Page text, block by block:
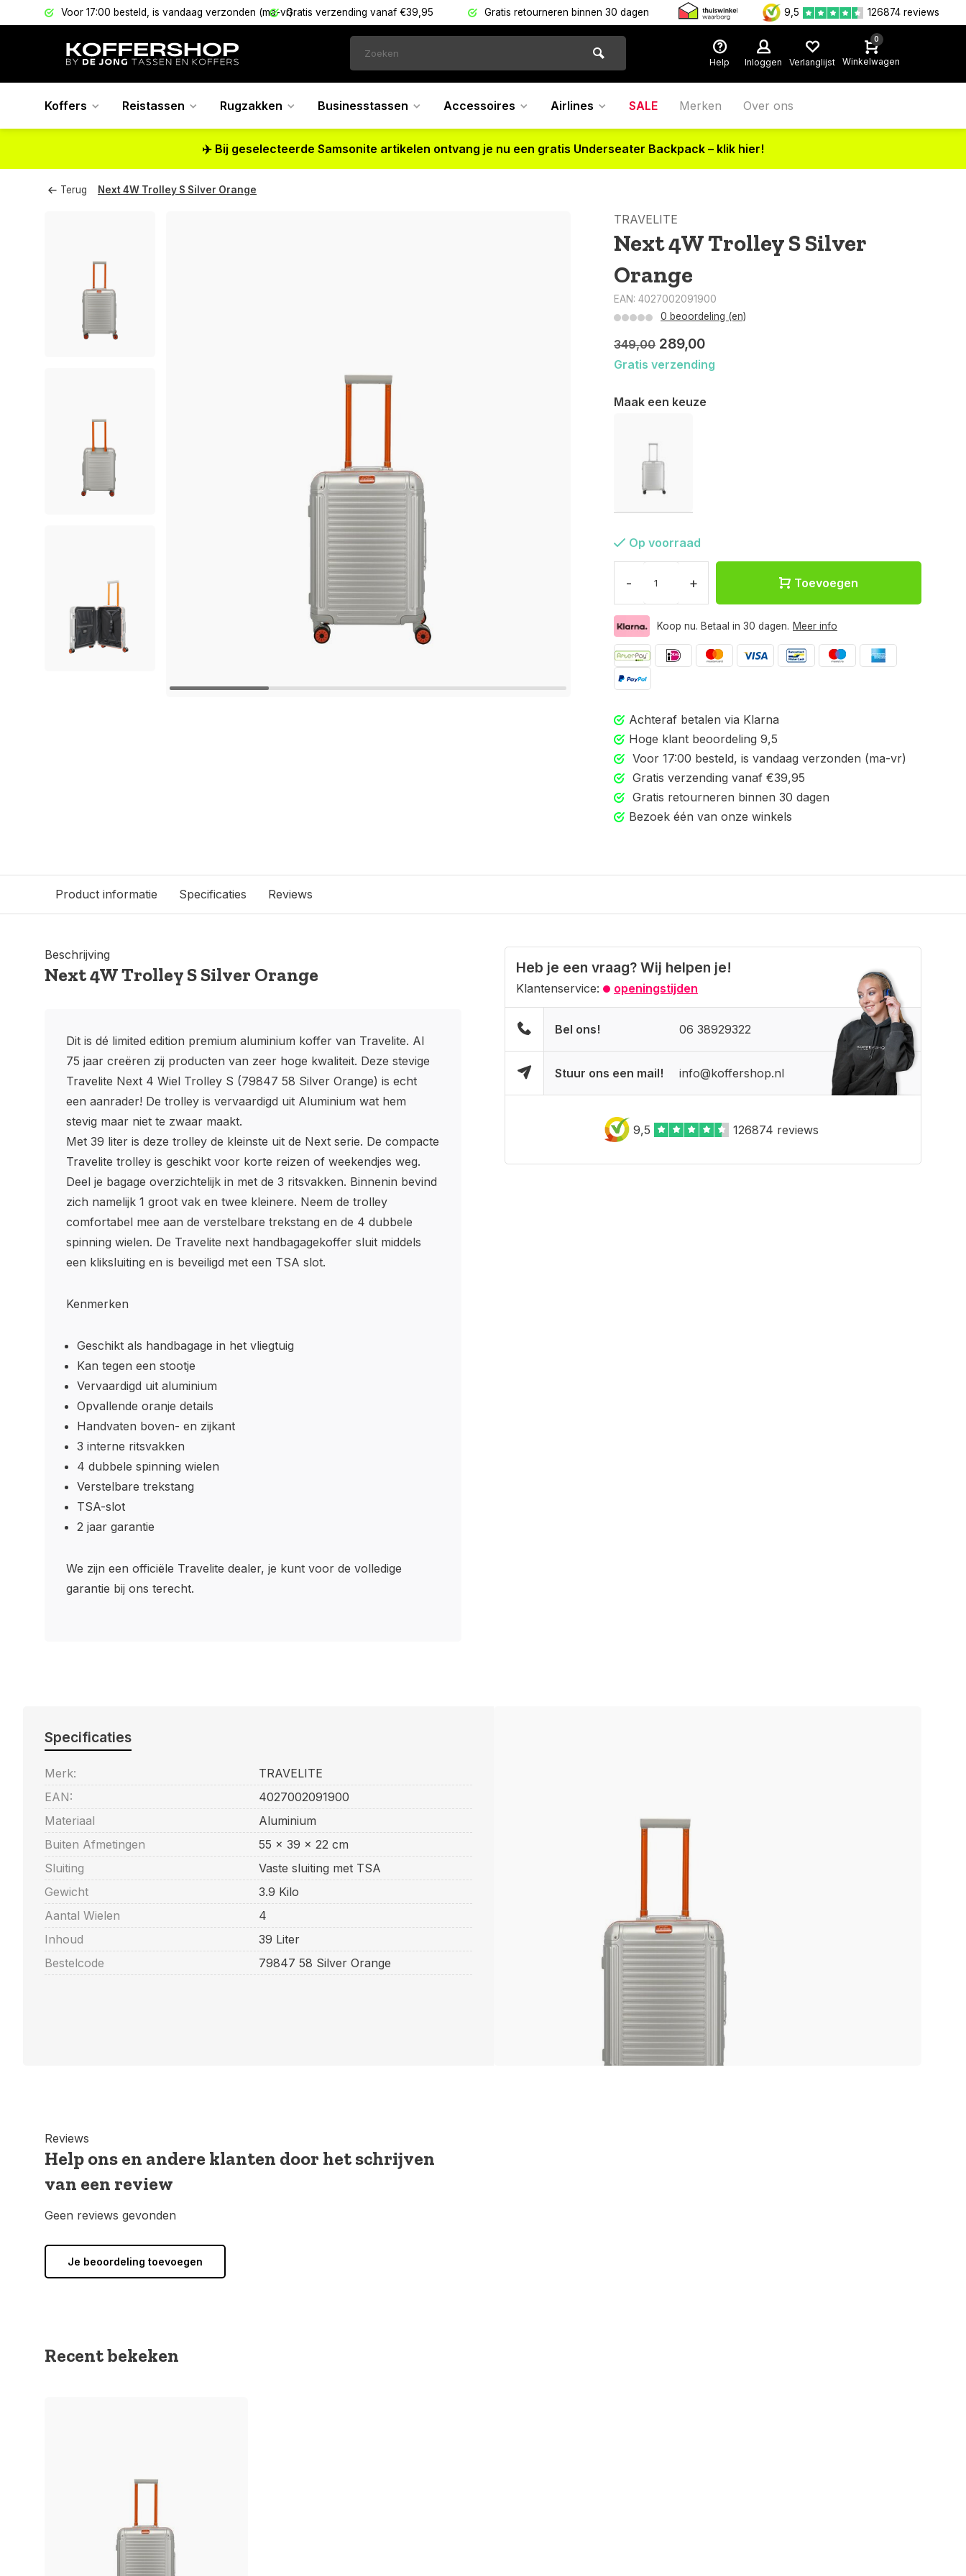
Voor 17:00 besteld, is vandaag verzonden (ma-vr)Gratis verzending vanaf €39,95 Gratis retourneren binnen 30 dagen 9,5 126874 reviews
Help Inloggen Verlanglijst
0
Winkelwagen
Koffers Reistassen Rugzakken Businesstassen Accessoires Airlines SALE Merken Over ons
✈️ Bij geselecteerde Samsonite artikelen ontvang je nu een gratis Underseater Backpack – klik hier!
Terug Next 4W Trolley S Silver Orange
TRAVELITE
Next 4W Trolley S Silver
Orange
EAN: 4027002091900
0 beoordeling (en)
349,00 289,00
Gratis verzending
Maak een keuze
Op voorraad
- + Toevoegen
Koop nu. Betaal in 30 dagen. Meer info
Achteraf betalen via Klarna
Hoge klant beoordeling 9,5
Voor 17:00 besteld, is vandaag verzonden (ma-vr)
Gratis verzending vanaf €39,95
Gratis retourneren binnen 30 dagen
Bezoek één van onze winkels
Product informatie Specificaties Reviews
Beschrijving
Next 4W Trolley S Silver Orange
Dit is dé limited edition premium aluminium koffer van Travelite. Al
75 jaar creëren zij producten van zeer hoge kwaliteit. Deze stevige
Travelite Next 4 Wiel Trolley S (79847 58 Silver Orange) is echt
een aanrader! De trolley is vervaardigd uit Aluminium wat hem
stevig maar niet te zwaar maakt.
Met 39 liter is deze trolley de kleinste uit de Next serie. De compacte
Travelite trolley is geschikt voor korte reizen of weekendjes weg.
Deel je bagage overzichtelijk in met de 3 ritsvakken. Binnenin bevind
zich namelijk 1 groot vak en twee kleinere. Neem de trolley
comfortabel mee aan de verstelbare trekstang en de 4 dubbele
spinning wielen. De Travelite next handbagagekoffer sluit middels
een kliksluiting en is beveiligd met een TSA slot.
Kenmerken
Geschikt als handbagage in het vliegtuig
Kan tegen een stootje
Vervaardigd uit aluminium
Opvallende oranje details
Handvaten boven- en zijkant
3 interne ritsvakken
4 dubbele spinning wielen
Verstelbare trekstang
TSA-slot
2 jaar garantie
We zijn een officiële Travelite dealer, je kunt voor de volledige
garantie bij ons terecht.
Heb je een vraag? Wij helpen je!
Klantenservice: openingstijden
Bel ons! 06 38929322
Stuur ons een mail! info@koffershop.nl
9,5 126874 reviews
Specificaties
Merk:
TRAVELITE
EAN:
4027002091900
Materiaal
Aluminium
Buiten Afmetingen
55 x 39 x 22 cm
Sluiting
Vaste sluiting met TSA
Gewicht
3.9 Kilo
Aantal Wielen
4
Inhoud
39 Liter
Bestelcode
79847 58 Silver Orange
Reviews
Help ons en andere klanten door het schrijven
van een review
Geen reviews gevonden
Je beoordeling toevoegen
Recent bekeken